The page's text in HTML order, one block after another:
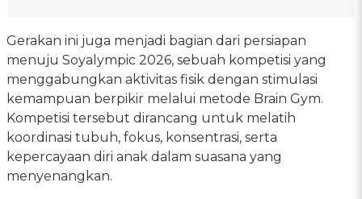
Gerakan ini juga menjadi bagian dari persiapan
menuju Soyalympic 2026, sebuah kompetisi yang
menggabungkan aktivitas fisik dengan stimulasi
kemampuan berpikir melalui metode Brain Gym.
Kompetisi tersebut dirancang untuk melatih
koordinasi tubuh, fokus, konsentrasi, serta
kepercayaan diri anak dalam suasana yang
menyenangkan.